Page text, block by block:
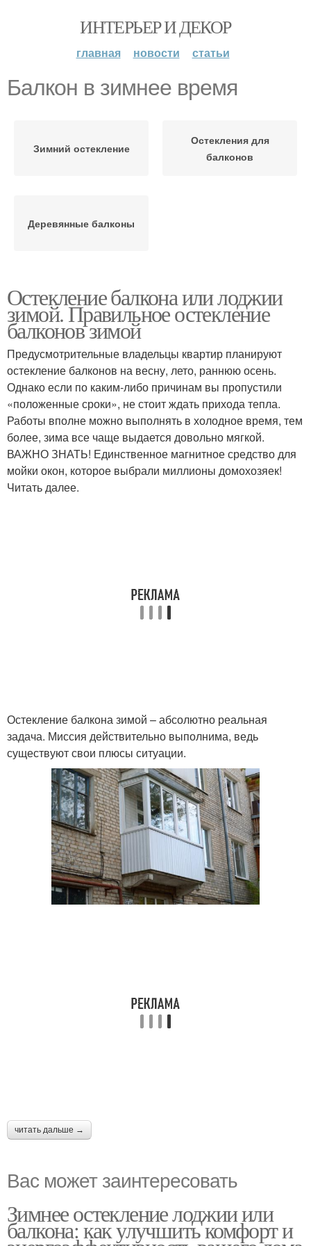
ИНТЕРЬЕР И ДЕКОР
главная новости статьи
Балкон в зимнее время
Зимний остекление
Остекления для
балконов
Деревянные балконы
Остекление балкона или лоджии
зимой. Правильное остекление
балконов зимой
Предусмотрительные владельцы квартир планируют
остекление балконов на весну, лето, раннюю осень.
Однако если по каким-либо причинам вы пропустили
«положенные сроки», не стоит ждать прихода тепла.
Работы вполне можно выполнять в холодное время, тем
более, зима все чаще выдается довольно мягкой.
ВАЖНО ЗНАТЬ! Единственное магнитное средство для
мойки окон, которое выбрали миллионы домохозяек!
Читать далее.
Остекление балкона зимой – абсолютно реальная
задача. Миссия действительно выполнима, ведь
существуют свои плюсы ситуации.
читать дальше →
Вас может заинтересовать
Зимнее остекление лоджии или
балкона: как улучшить комфорт и